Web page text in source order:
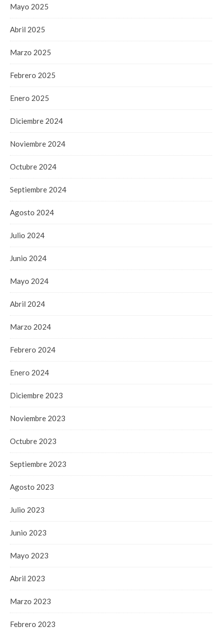
Mayo 2025
Abril 2025
Marzo 2025
Febrero 2025
Enero 2025
Diciembre 2024
Noviembre 2024
Octubre 2024
Septiembre 2024
Agosto 2024
Julio 2024
Junio 2024
Mayo 2024
Abril 2024
Marzo 2024
Febrero 2024
Enero 2024
Diciembre 2023
Noviembre 2023
Octubre 2023
Septiembre 2023
Agosto 2023
Julio 2023
Junio 2023
Mayo 2023
Abril 2023
Marzo 2023
Febrero 2023